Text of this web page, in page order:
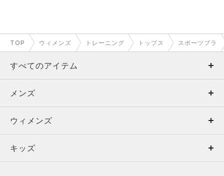
TOP ウィメンズ トレーニング トップス スポーツブラ
すべてのアイテム
メンズ
ウィメンズ
キッズ
メンズ
トップス
ボトムス
ウィメンズ
トップス
キッズ